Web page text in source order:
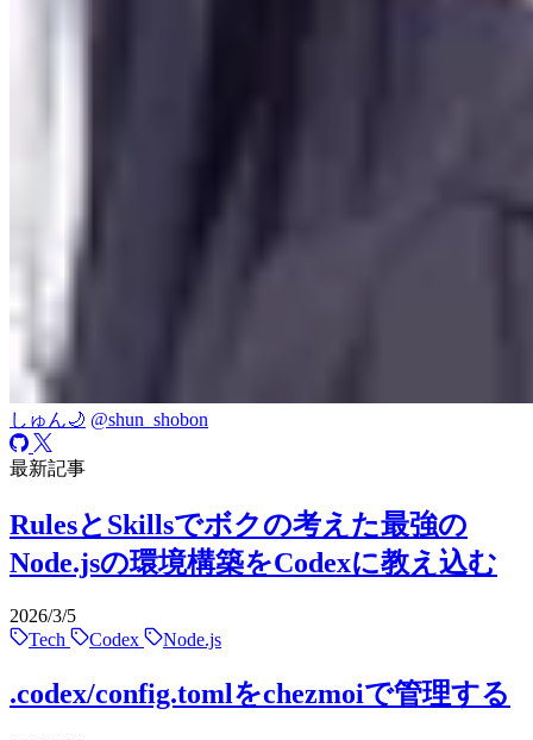
しゅん🌙 @shun_shobon
最新記事
RulesとSkillsでボクの考えた最強の
Node.jsの環境構築をCodexに教え込む
2026/3/5
Tech
Codex Node.js
.codex/config.tomlをchezmoiで管理する